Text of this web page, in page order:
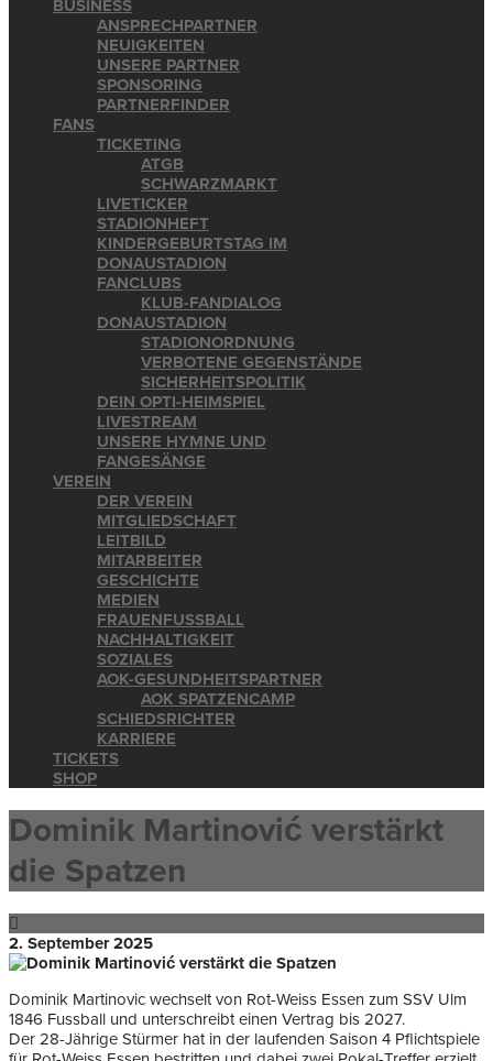
BUSINESS
ANSPRECHPARTNER
NEUIGKEITEN
UNSERE PARTNER
SPONSORING
PARTNERFINDER
FANS
TICKETING
ATGB
SCHWARZMARKT
LIVETICKER
STADIONHEFT
KINDERGEBURTSTAG IM
DONAUSTADION
FANCLUBS
KLUB-FANDIALOG
DONAUSTADION
STADIONORDNUNG
VERBOTENE GEGENSTÄNDE
SICHERHEITSPOLITIK
DEIN OPTI-HEIMSPIEL
LIVESTREAM
UNSERE HYMNE UND
FANGESÄNGE
VEREIN
DER VEREIN
MITGLIEDSCHAFT
LEITBILD
MITARBEITER
GESCHICHTE
MEDIEN
FRAUENFUSSBALL
NACHHALTIGKEIT
SOZIALES
AOK-GESUNDHEITSPARTNER
AOK SPATZENCAMP
SCHIEDSRICHTER
KARRIERE
TICKETS
SHOP
Dominik Martinović verstärkt
die Spatzen
2. September 2025
Dominik Martinovic wechselt von Rot-Weiss Essen zum SSV Ulm
1846 Fussball und unterschreibt einen Vertrag bis 2027.
Der 28-Jährige Stürmer hat in der laufenden Saison 4 Pflichtspiele